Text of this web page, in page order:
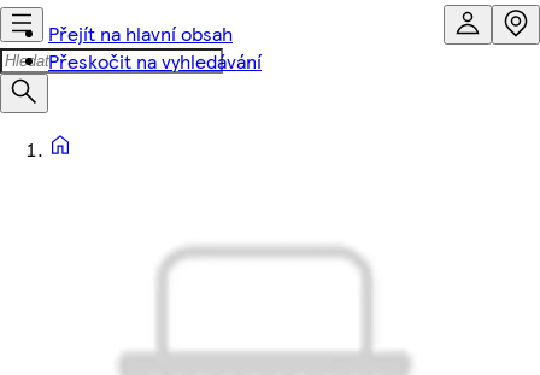
Přejít na hlavní obsah
Přeskočit na vyhledávání